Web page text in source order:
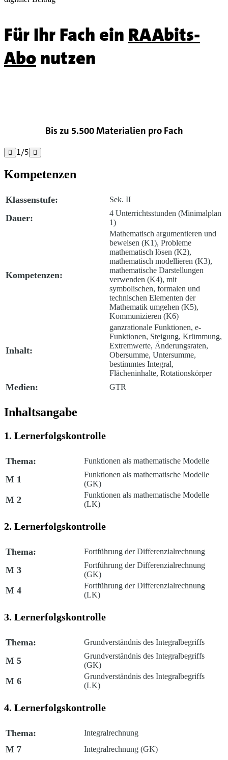
Für Ihr Fach ein RAAbits-
Abonutzen
Bis zu 5.500 Materialien pro Fach
 1/5 
Kompetenzen
Klassenstufe: Sek. II
Dauer:
4 Unterrichtsstunden (Minimalplan
1)
Kompetenzen:
Mathematisch argumentieren und
beweisen (K1), Probleme
mathematisch lösen (K2),
mathematisch modellieren (K3),
mathematische Darstellungen
verwenden (K4), mit
symbolischen, formalen und
technischen Elementen der
Mathematik umgehen (K5),
Kommunizieren (K6)
Inhalt:
ganzrationale Funktionen, e-
Funktionen, Steigung, Krümmung,
Extremwerte, Änderungsraten,
Obersumme, Untersumme,
bestimmtes Integral,
Flächeninhalte, Rotationskörper
Medien: GTR
Inhaltsangabe
1. Lernerfolgskontrolle
Thema: Funktionen als mathematische Modelle
M 1
Funktionen als mathematische Modelle
(GK)
M 2
Funktionen als mathematische Modelle
(LK)
2. Lernerfolgskontrolle
Thema: Fortführung der Differenzialrechnung
M 3
Fortführung der Differenzialrechnung
(GK)
M 4
Fortführung der Differenzialrechnung
(LK)
3. Lernerfolgskontrolle
Thema: Grundverständnis des Integralbegriffs
M 5
Grundverständnis des Integralbegriffs
(GK)
M 6
Grundverständnis des Integralbegriffs
(LK)
4. Lernerfolgskontrolle
Thema: Integralrechnung
M 7 Integralrechnung (GK)